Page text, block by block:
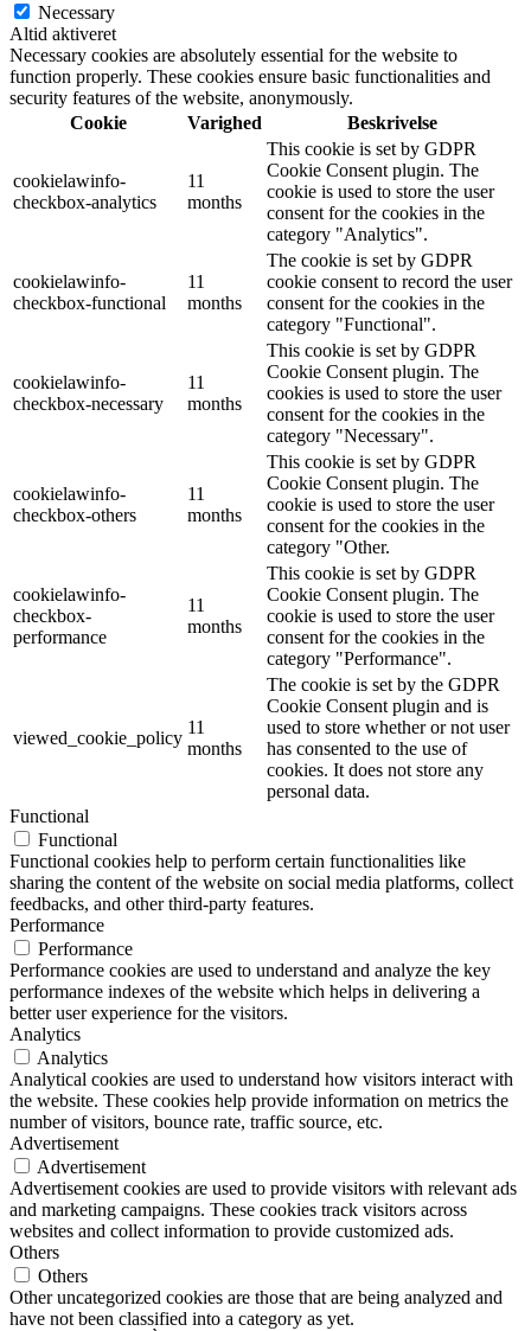
Necessary
Altid aktiveret
Necessary cookies are absolutely essential for the website to
function properly. These cookies ensure basic functionalities and
security features of the website, anonymously.
Cookie
Varighed Beskrivelse
cookielawinfo-
checkbox-analytics
11
months
This cookie is set by GDPR
Cookie Consent plugin. The
cookie is used to store the user
consent for the cookies in the
category "Analytics".
cookielawinfo-
checkbox-functional
11
months
The cookie is set by GDPR
cookie consent to record the user
consent for the cookies in the
category "Functional".
cookielawinfo-
checkbox-necessary
11
months
This cookie is set by GDPR
Cookie Consent plugin. The
cookies is used to store the user
consent for the cookies in the
category "Necessary".
cookielawinfo-
checkbox-others
11
months
This cookie is set by GDPR
Cookie Consent plugin. The
cookie is used to store the user
consent for the cookies in the
category "Other.
cookielawinfo-
checkbox-
performance
11
months
This cookie is set by GDPR
Cookie Consent plugin. The
cookie is used to store the user
consent for the cookies in the
category "Performance".
viewed_cookie_policy
11
months
The cookie is set by the GDPR
Cookie Consent plugin and is
used to store whether or not user
has consented to the use of
cookies. It does not store any
personal data.
Functional
Functional
Functional cookies help to perform certain functionalities like
sharing the content of the website on social media platforms, collect
feedbacks, and other third-party features.
Performance
Performance
Performance cookies are used to understand and analyze the key
performance indexes of the website which helps in delivering a
better user experience for the visitors.
Analytics
Analytics
Analytical cookies are used to understand how visitors interact with
the website. These cookies help provide information on metrics the
number of visitors, bounce rate, traffic source, etc.
Advertisement
Advertisement
Advertisement cookies are used to provide visitors with relevant ads
and marketing campaigns. These cookies track visitors across
websites and collect information to provide customized ads.
Others
Others
Other uncategorized cookies are those that are being analyzed and
have not been classified into a category as yet.